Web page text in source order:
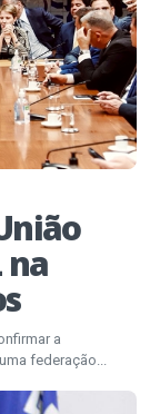
na
a
federação...